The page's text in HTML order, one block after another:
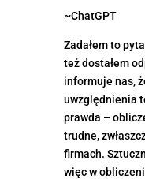
~ChatGPT
Zadałem to
też dostałem
informuje nas,
uwzględnienia
prawda –
trudne,
firmach.
więc w